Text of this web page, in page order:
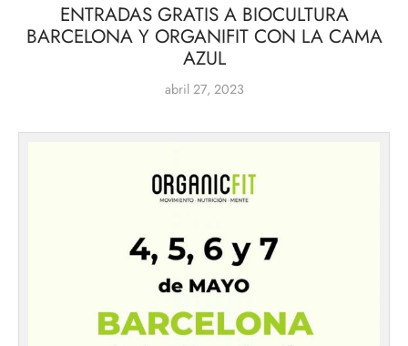
ENTRADAS GRATIS A BIOCULTURA
BARCELONA Y ORGANIFIT CON LA CAMA
AZUL
abril 27, 2023